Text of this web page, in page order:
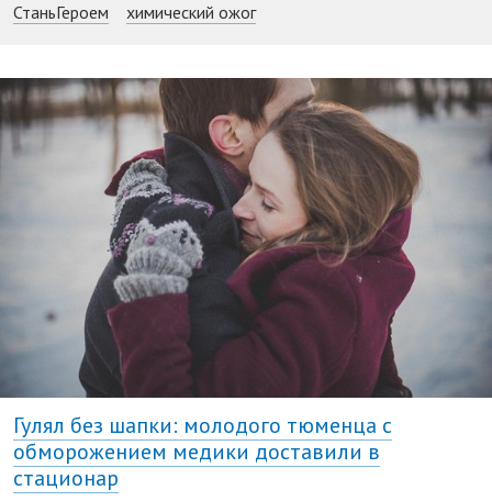
СтаньГероем
химический ожог
Гулял без шапки: молодого тюменца с
обморожением медики доставили в
стационар